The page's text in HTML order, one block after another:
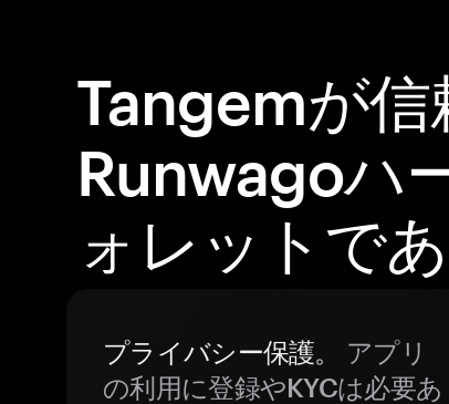
Tangemが信
Runwagoハ
ォレットで
プライバシー保護。
アプリ
の利用に登録やKYCは必要あ